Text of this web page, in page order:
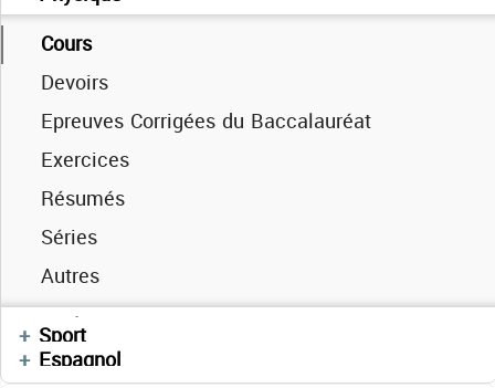
Cours
Devoirs
Epreuves Corrigées du Baccalauréat
Exercices
Résumés
Séries
Autres
Anglais
Cours
Devoirs
Sport
Enchainement
العربية
Cours
Devoirs
Vidéos
Sciences SVT
Cours
Devoirs
Exercices
Videos
Espagnol
Cours